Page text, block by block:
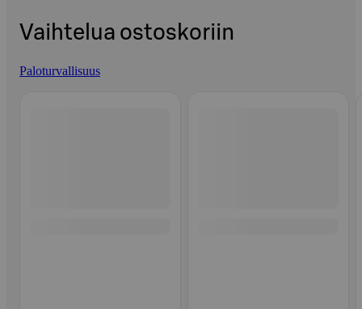
Vaihtelua ostoskoriin
Paloturvallisuus